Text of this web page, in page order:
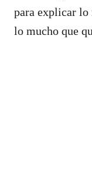
para explicar lo
lo mucho que